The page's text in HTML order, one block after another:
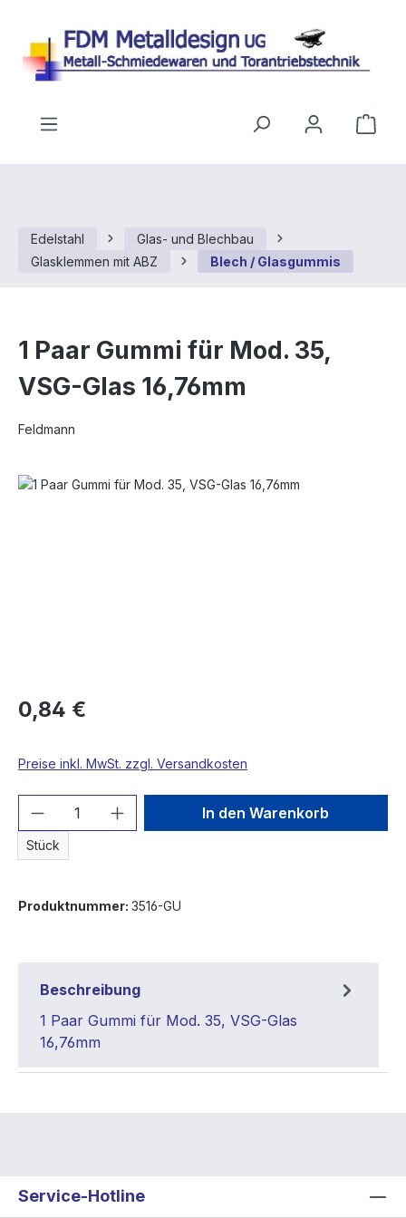
Edelstahl
Glas- und Blechbau
Glasklemmen mit ABZ
Blech / Glasgummis
1 Paar Gummi für Mod. 35,
VSG-Glas 16,76mm
Feldmann
Bildergalerie überspringen
0,84 €
Preise inkl. MwSt. zzgl. Versandkosten
Produkt Anzahl: Gib den
Stück
In den Warenkorb
Produktnummer: 3516-GU
Beschreibung
1 Paar Gummi für Mod. 35, VSG-Glas
16,76mm
Service-Hotline